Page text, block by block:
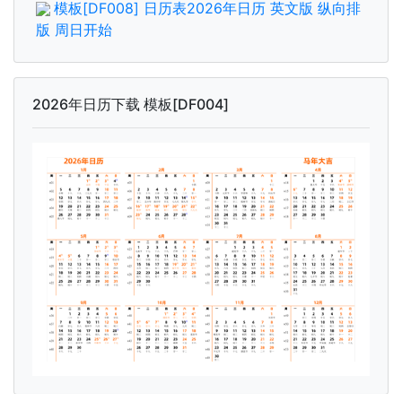
模板[DF008] 日历表2026年日历 英文版 纵向排
版 周日开始
2026年日历下载 模板[DF004]